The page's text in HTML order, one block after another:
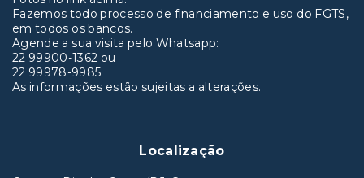
Fazemos todo processo de financiamento e uso do FGTS,
em todos os bancos.
Agende a sua visita pelo Whatsapp:
22 99900-1362 ou
22 99978-9985
As informações estão sujeitas a alterações.
Localização